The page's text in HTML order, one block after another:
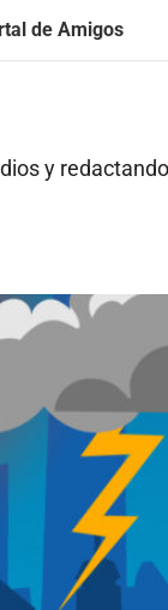
de Amigos
y